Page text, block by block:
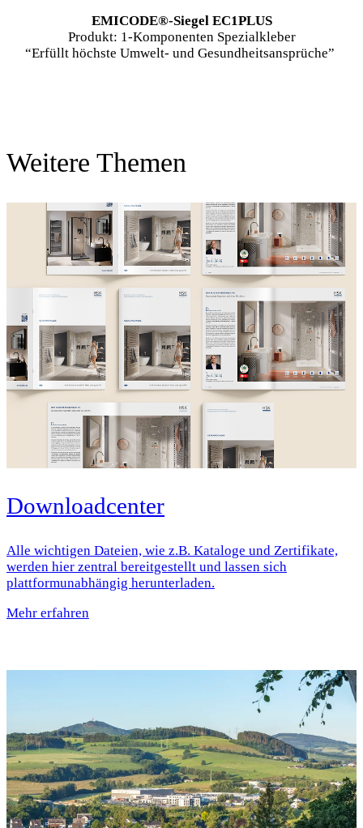
EMICODE®-Siegel EC1PLUS
Produkt: 1-Komponenten Spezialkleber
“Erfüllt höchste Umwelt- und Gesundheitsansprüche”
Weitere Themen
Downloadcenter
Alle wichtigen Dateien, wie z.B. Kataloge und Zertifikate,
werden hier zentral bereitgestellt und lassen sich
plattformunabhängig herunterladen.
Mehr erfahren